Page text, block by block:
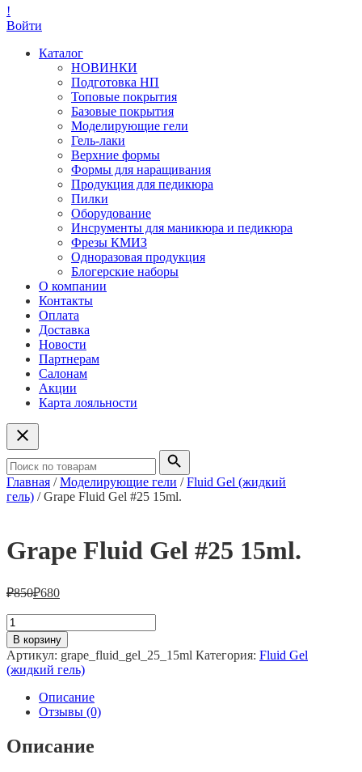
!
Войти
Каталог
НОВИНКИ
Подготовка НП
Топовые покрытия
Базовые покрытия
Моделирующие гели
Гель-лаки
Верхние формы
Формы для наращивания
Продукция для педикюра
Пилки
Оборудование
Инсрументы для маникюра и педикюра
Фрезы КМИЗ
Одноразовая продукция
Блогерские наборы
О компании
Контакты
Оплата
Доставка
Новости
Партнерам
Салонам
Акции
Карта лояльности
Главная /Моделирующие гели /Fluid Gel (жидкий
гель) / Grape Fluid Gel #25 15ml.
Grape Fluid Gel #25 15ml.
₽850₽680
Количество
товара
Grape
Fluid
Gel
15ml.
В корзину
Артикул: grape_fluid_gel_25_15ml Категория: Fluid Gel
(жидкий гель)
Описание
Отзывы (0)
Описание